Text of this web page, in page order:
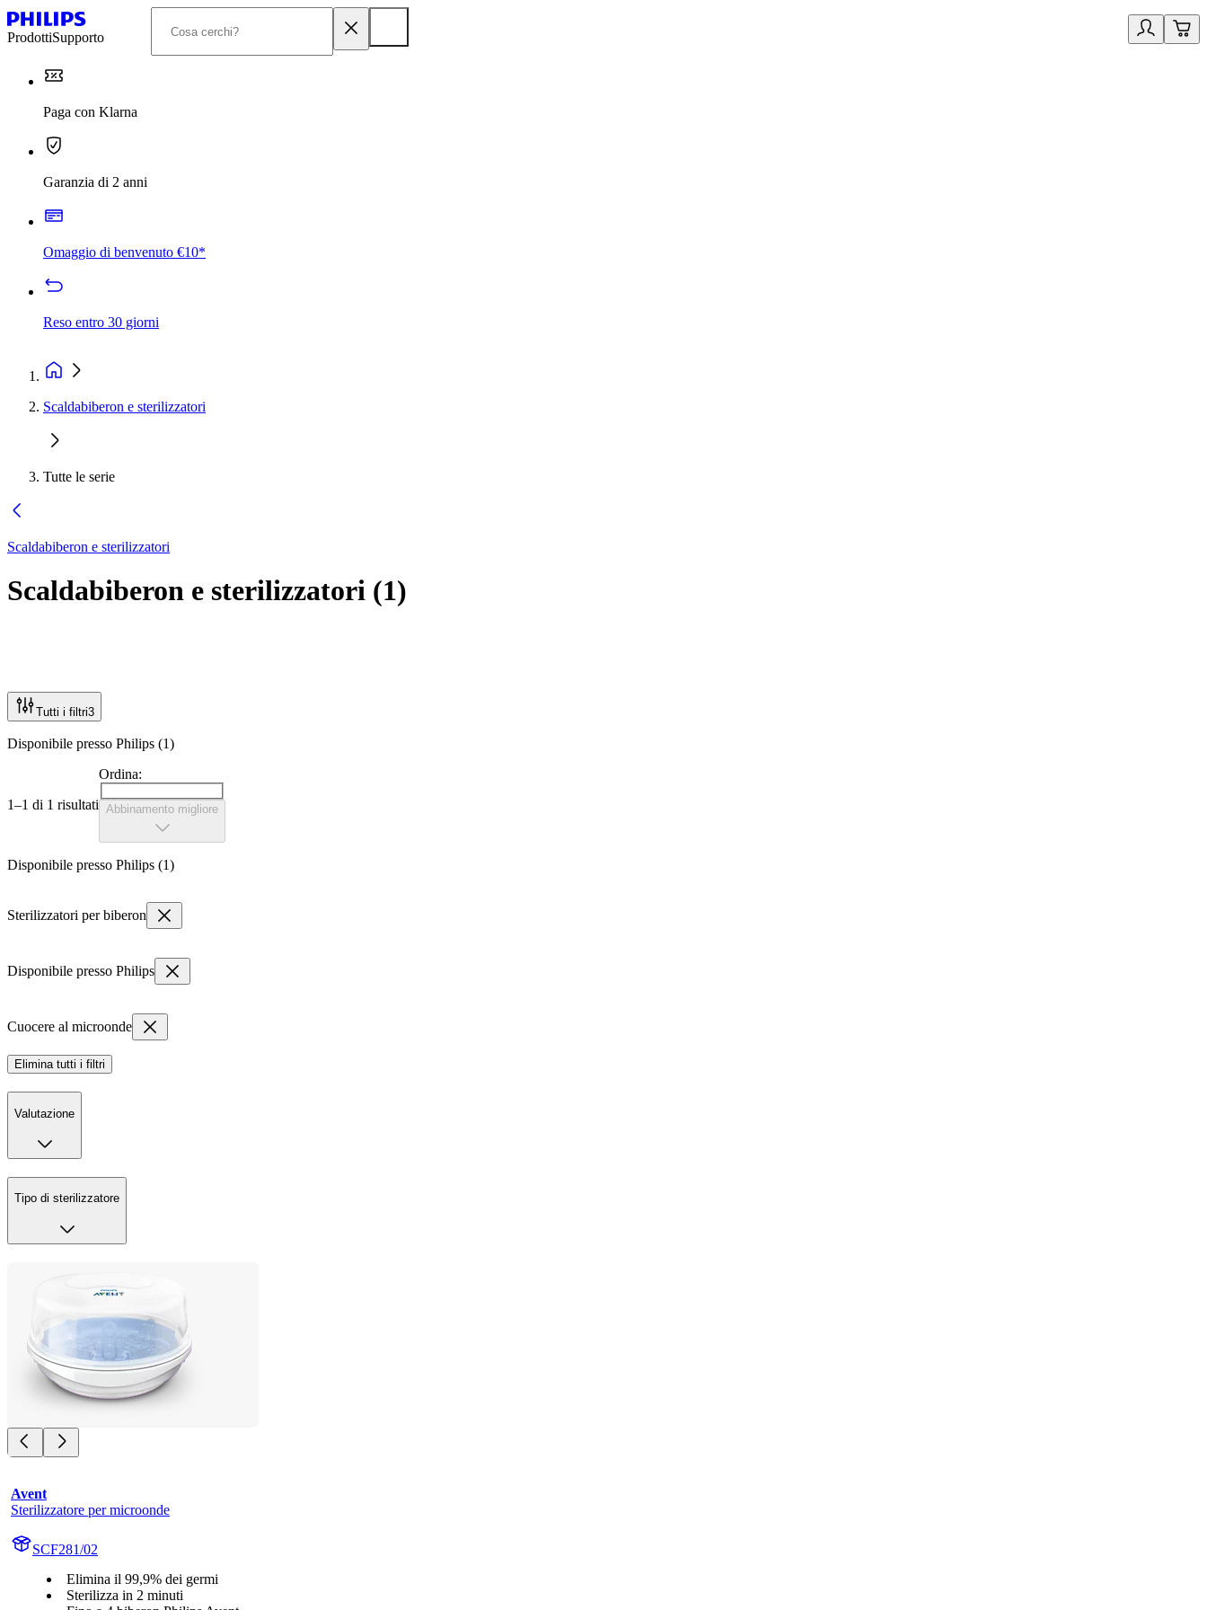
ProdottiSupporto
Paga con Klarna
Garanzia di 2 anni
Omaggio di benvenuto €10*
Reso entro 30 giorni
Scaldabiberon e sterilizzatori
Tutte le serie
Scaldabiberon e sterilizzatori
Scaldabiberon e sterilizzatori (1)
Tutti i filtri3
Disponibile presso Philips (1)
1–1 di 1 risultati
Ordina:
Abbinamento migliore
Disponibile presso Philips (1)
Sterilizzatori per biberon
Disponibile presso Philips
Cuocere al microonde
Elimina tutti i filtri
Valutazione
Tipo di sterilizzatore
Avent
Sterilizzatore per microonde
SCF281/02
Elimina il 99,9% dei germi
Sterilizza in 2 minuti